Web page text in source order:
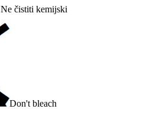
Ne čistiti kemijski
Don't bleach